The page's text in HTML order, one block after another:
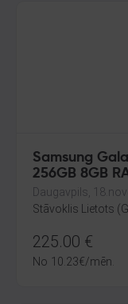
Samsung
256GB 8GB
Daugavpils,
Stāvoklis Lietots
225.00 €
No 10.23€/mēn.